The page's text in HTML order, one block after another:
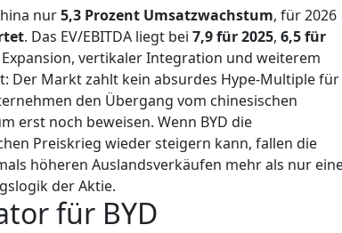
nur5,3 Prozent Umsatzwachstum, für 2026
. Das EV/EBITDA liegt bei 7,9 für 2025, 6,5 für
vertikaler Integration und weiterem
Der Markt zahlt kein absurdes Hype-Multiple für
den Übergang vom chinesischen
erst noch beweisen. Wenn BYD die
Preiskrieg wieder steigern kann, fallen die
höheren Auslandsverkäufen mehr als nur
der Aktie.
für BYD